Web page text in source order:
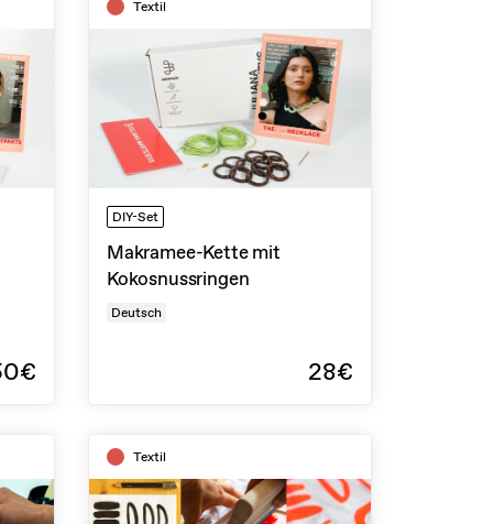
Textil
DIY-Set
Makramee-Kette mit
Kokosnussringen
Deutsch
28€
Textil